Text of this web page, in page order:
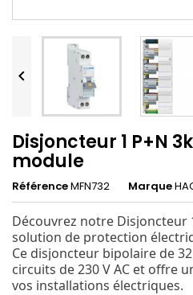

Disjoncteur 1 P+N
module
RéférenceMFN732 Marque
Découvrez notre Disjoncteur
solution de protection
Ce disjoncteur bipolaire de
circuits de 230 V AC et offre
vos installations électriques.